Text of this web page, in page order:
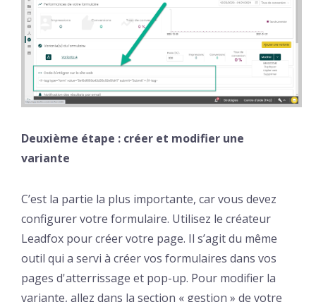
Deuxième étape : créer et modifier une
variante
C’est la partie la plus importante, car vous devez
configurer votre formulaire. Utilisez le créateur
Leadfox pour créer votre page. Il s’agit du même
outil qui a servi à créer vos formulaires dans vos
pages d'atterrissage et pop-up. Pour modifier la
variante, allez dans la section « gestion » de votre